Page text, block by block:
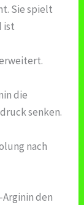
Sie spielt
ist
die
senken.
nach
den